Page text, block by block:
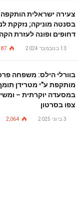
צעירה ישראלית
בסנטה מוניקה; נזקקת
דחופים ופונה לעזרת
13 בנובמבר 2024
בוורלי הילס: משפחה
מותקפת ע"י מטרידן
במסעדה יוקרתית –
צפו בסרטון
3 ביוני 2025 2,064